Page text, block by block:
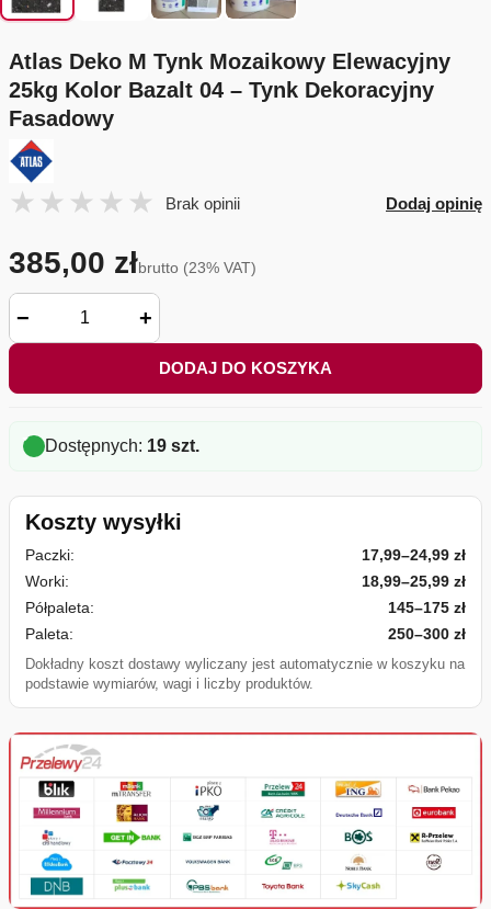
Atlas Deko M Tynk Mozaikowy Elewacyjny
25kg Kolor Bazalt 04 – Tynk Dekoracyjny
Fasadowy
Brak opinii Dodaj opinię
385,00 złbrutto (23% VAT)
− +
DODAJ DO KOSZYKA
Dostępnych: 19 szt.
Koszty wysyłki
Paczki:
17,99–24,99 zł
Worki:
18,99–25,99 zł
Półpaleta:
145–175 zł
Paleta:
250–300 zł
Dokładny koszt dostawy wyliczany jest automatycznie w koszyku na
podstawie wymiarów, wagi i liczby produktów.